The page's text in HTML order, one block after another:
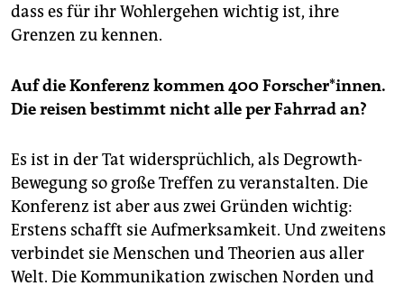
dass es für ihr Wohlergehen wichtig ist, ihre
Grenzen zu kennen.
Auf die Konferenz kommen 400 Forscher*innen.
Die reisen bestimmt nicht alle per Fahrrad an?
Es ist in der Tat widersprüchlich, als Degrowth-
Bewegung so große Treffen zu veranstalten. Die
Konferenz ist aber aus zwei Gründen wichtig:
Erstens schafft sie Aufmerksamkeit. Und zweitens
verbindet sie Menschen und Theorien aus aller
Welt. Die Kommunikation zwischen Norden und